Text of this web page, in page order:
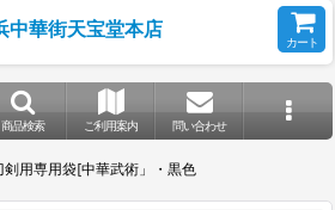
中華街天宝堂本店
カート
商品検索 ご利用案内 問い合わせ
剣用専用袋[中華武術」・黒色